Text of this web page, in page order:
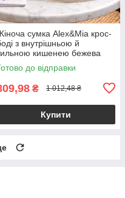
сумка Alex&Mia крос-
з внутрішньою й
кишенею бежева
до відправки
₴ 1 012,48 ₴
Купити